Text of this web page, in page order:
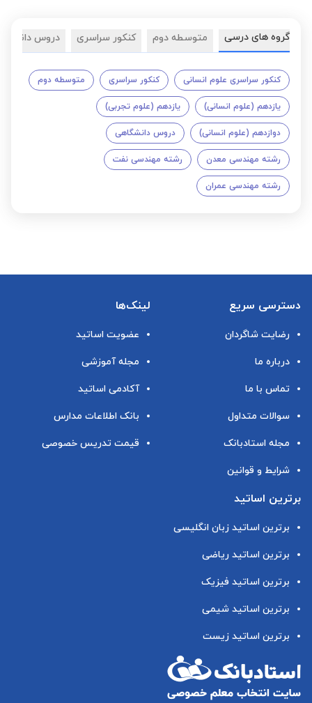
گروه های درسی متوسطه دوم کنکور سراسری دروس
کنکور سراسری علوم انسانی کنکور سراسری متوسطه دوم
یازدهم (علوم انسانی) یازدهم (علوم تجربی)
دوازدهم (علوم انسانی) دروس دانشگاهی
رشته مهندسی معدن رشته مهندسی نفت
رشته مهندسی عمران
دسترسی سریع
رضایت شاگردان
درباره ما
تماس با ما
سوالات متداول
مجله استادبانک
شرایط و قوانین
لینک‌ها
عضویت اساتید
مجله آموزشی
آکادمی اساتید
بانک اطلاعات مدارس
قیمت تدریس خصوصی
برترین اساتید
برترین اساتید زبان انگلیسی
برترین اساتید ریاضی
برترین اساتید فیزیک
برترین اساتید شیمی
برترین اساتید زیست